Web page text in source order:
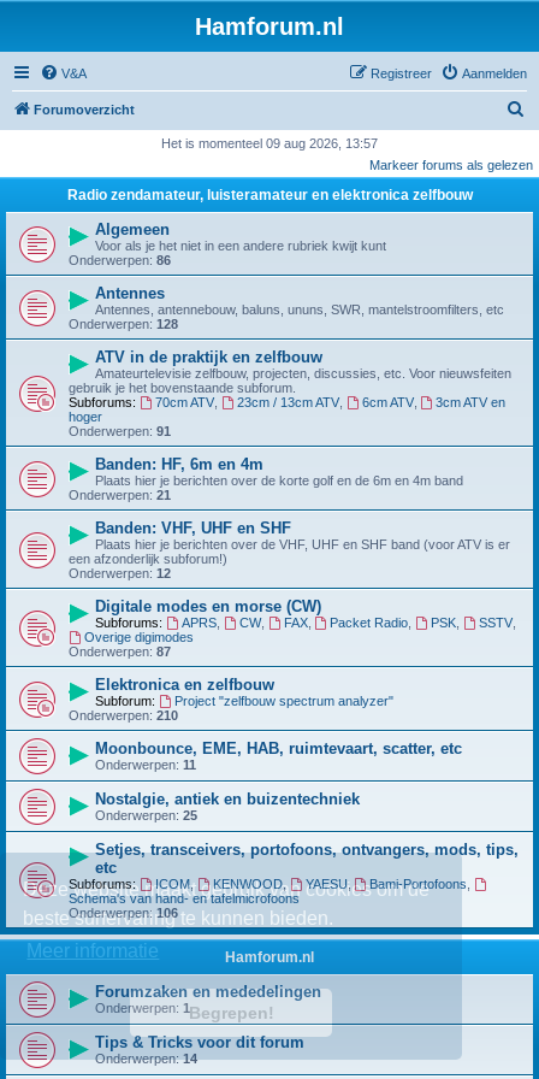
Deze website maakt gebruik van cookies om de
beste surfervaring te kunnen bieden.
Meer informatie
Begrepen!
Hamforum.nl
V&A Aanmelden
Registreer
Forumoverzicht
e
Het is momenteel 09 aug 2026, 13:57
Markeer forums als gelezen
Radio zendamateur, luisteramateur en elektronica zelfbouw
Algemeen
Voor als je het niet in een andere rubriek kwijt kunt
Onderwerpen: 86
Antennes
Antennes, antennebouw, baluns, ununs, SWR, mantelstroomfilters, etc
Onderwerpen: 128
ATV in de praktijk en zelfbouw
Amateurtelevisie zelfbouw, projecten, discussies, etc. Voor nieuwsfeiten
gebruik je het bovenstaande subforum.
Subforums:
70cm ATV, 23cm / 13cm ATV, 6cm ATV,
3cm ATV en
hoger
Onderwerpen: 91
Banden: HF, 6m en 4m
Plaats hier je berichten over de korte golf en de 6m en 4m band
Onderwerpen: 21
Banden: VHF, UHF en SHF
Plaats hier je berichten over de VHF, UHF en SHF band (voor ATV is er
een afzonderlijk subforum!)
Onderwerpen: 12
Digitale modes en morse (CW)
Subforums: APRS, CW, FAX, Packet Radio PSK SSTV
Overige digimodes
Onderwerpen: 87
Elektronica en zelfbouw
Subforum:
Project "zelfbouw spectrum analyzer"
Onderwerpen: 210
Moonbounce, EME, HAB, ruimtevaart, scatter, etc
Onderwerpen: 11
Nostalgie, antiek en buizentechniek
Onderwerpen: 25
Setjes, transceivers, portofoons, ontvangers, mods, tips,
etc
Subforums: ICOM, KENWOOD, YAESU, Bami-Portofoons
Schema's van hand- en tafelmicrofoons
Onderwerpen:106
Hamforum.nl
Forumzaken en mededelingen
Onderwerpen: 1
Tips & Tricks voor dit forum
Onderwerpen:14